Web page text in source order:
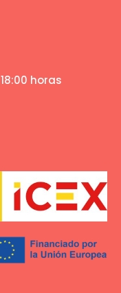
horas